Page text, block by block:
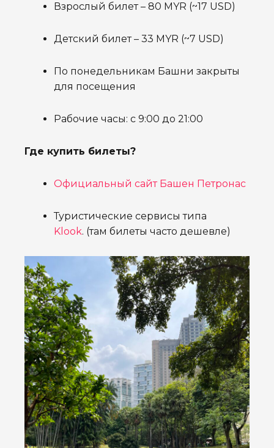
Взрослый билет – 80 MYR (~17 USD)
Детский билет – 33 MYR (~7 USD)
По понедельникам Башни закрыты
для посещения
Рабочие часы: с 9:00 до 21:00
Где купить билеты?
Официальный сайт Башен Петронас
Туристические сервисы типа
Klook. (там билеты часто дешевле)